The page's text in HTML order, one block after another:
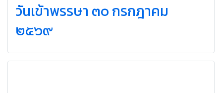
วันเข้าพรรษา ๓๐ กรกฎาคม
๒๕๖๙